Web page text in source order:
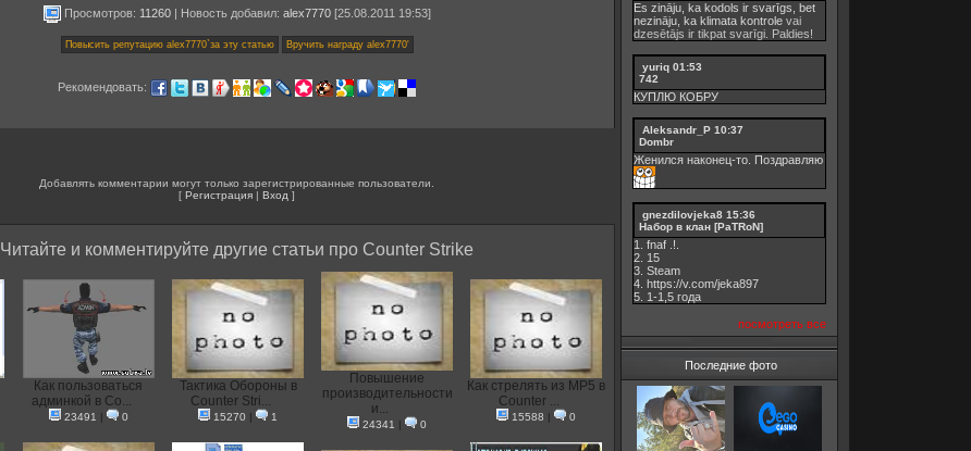
Просмотров: 11260| Новость добавил: alex7770[25.08.2011 19:53]
Рекомендовать:
Добавлять комментарии могут только зарегистрированные пользователи.
[ Регистрация | Вход ]
Читайте и комментируйте другие статьи про Counter Strike
Как пользоваться
админкой в Co...
23491 | 0
Тактика Обороны в
Counter Stri...
15270 | 1
Повышение
производительности
и...
24341 | 0
Как стрелять из MP5 в
Counter ...
15588 | 0
Es zināju, ka kodols ir svarīgs, bet
nezināju, ka klimata kontrole vai
dzesētājs ir tikpat svarīgi. Paldies!
yuriq 01:53
742
КУПЛЮ КОБРУ
Aleksandr_P 10:37
Dombr
Женился наконец-то. Поздравляю
gnezdilovjeka8 15:36
Набор в клан [PaTRoN]
1. fnaf .!.
2. 15
3. Steam
4. https://v.com/jeka897
5. 1-1,5 годa
посмотреть все
Последние фото